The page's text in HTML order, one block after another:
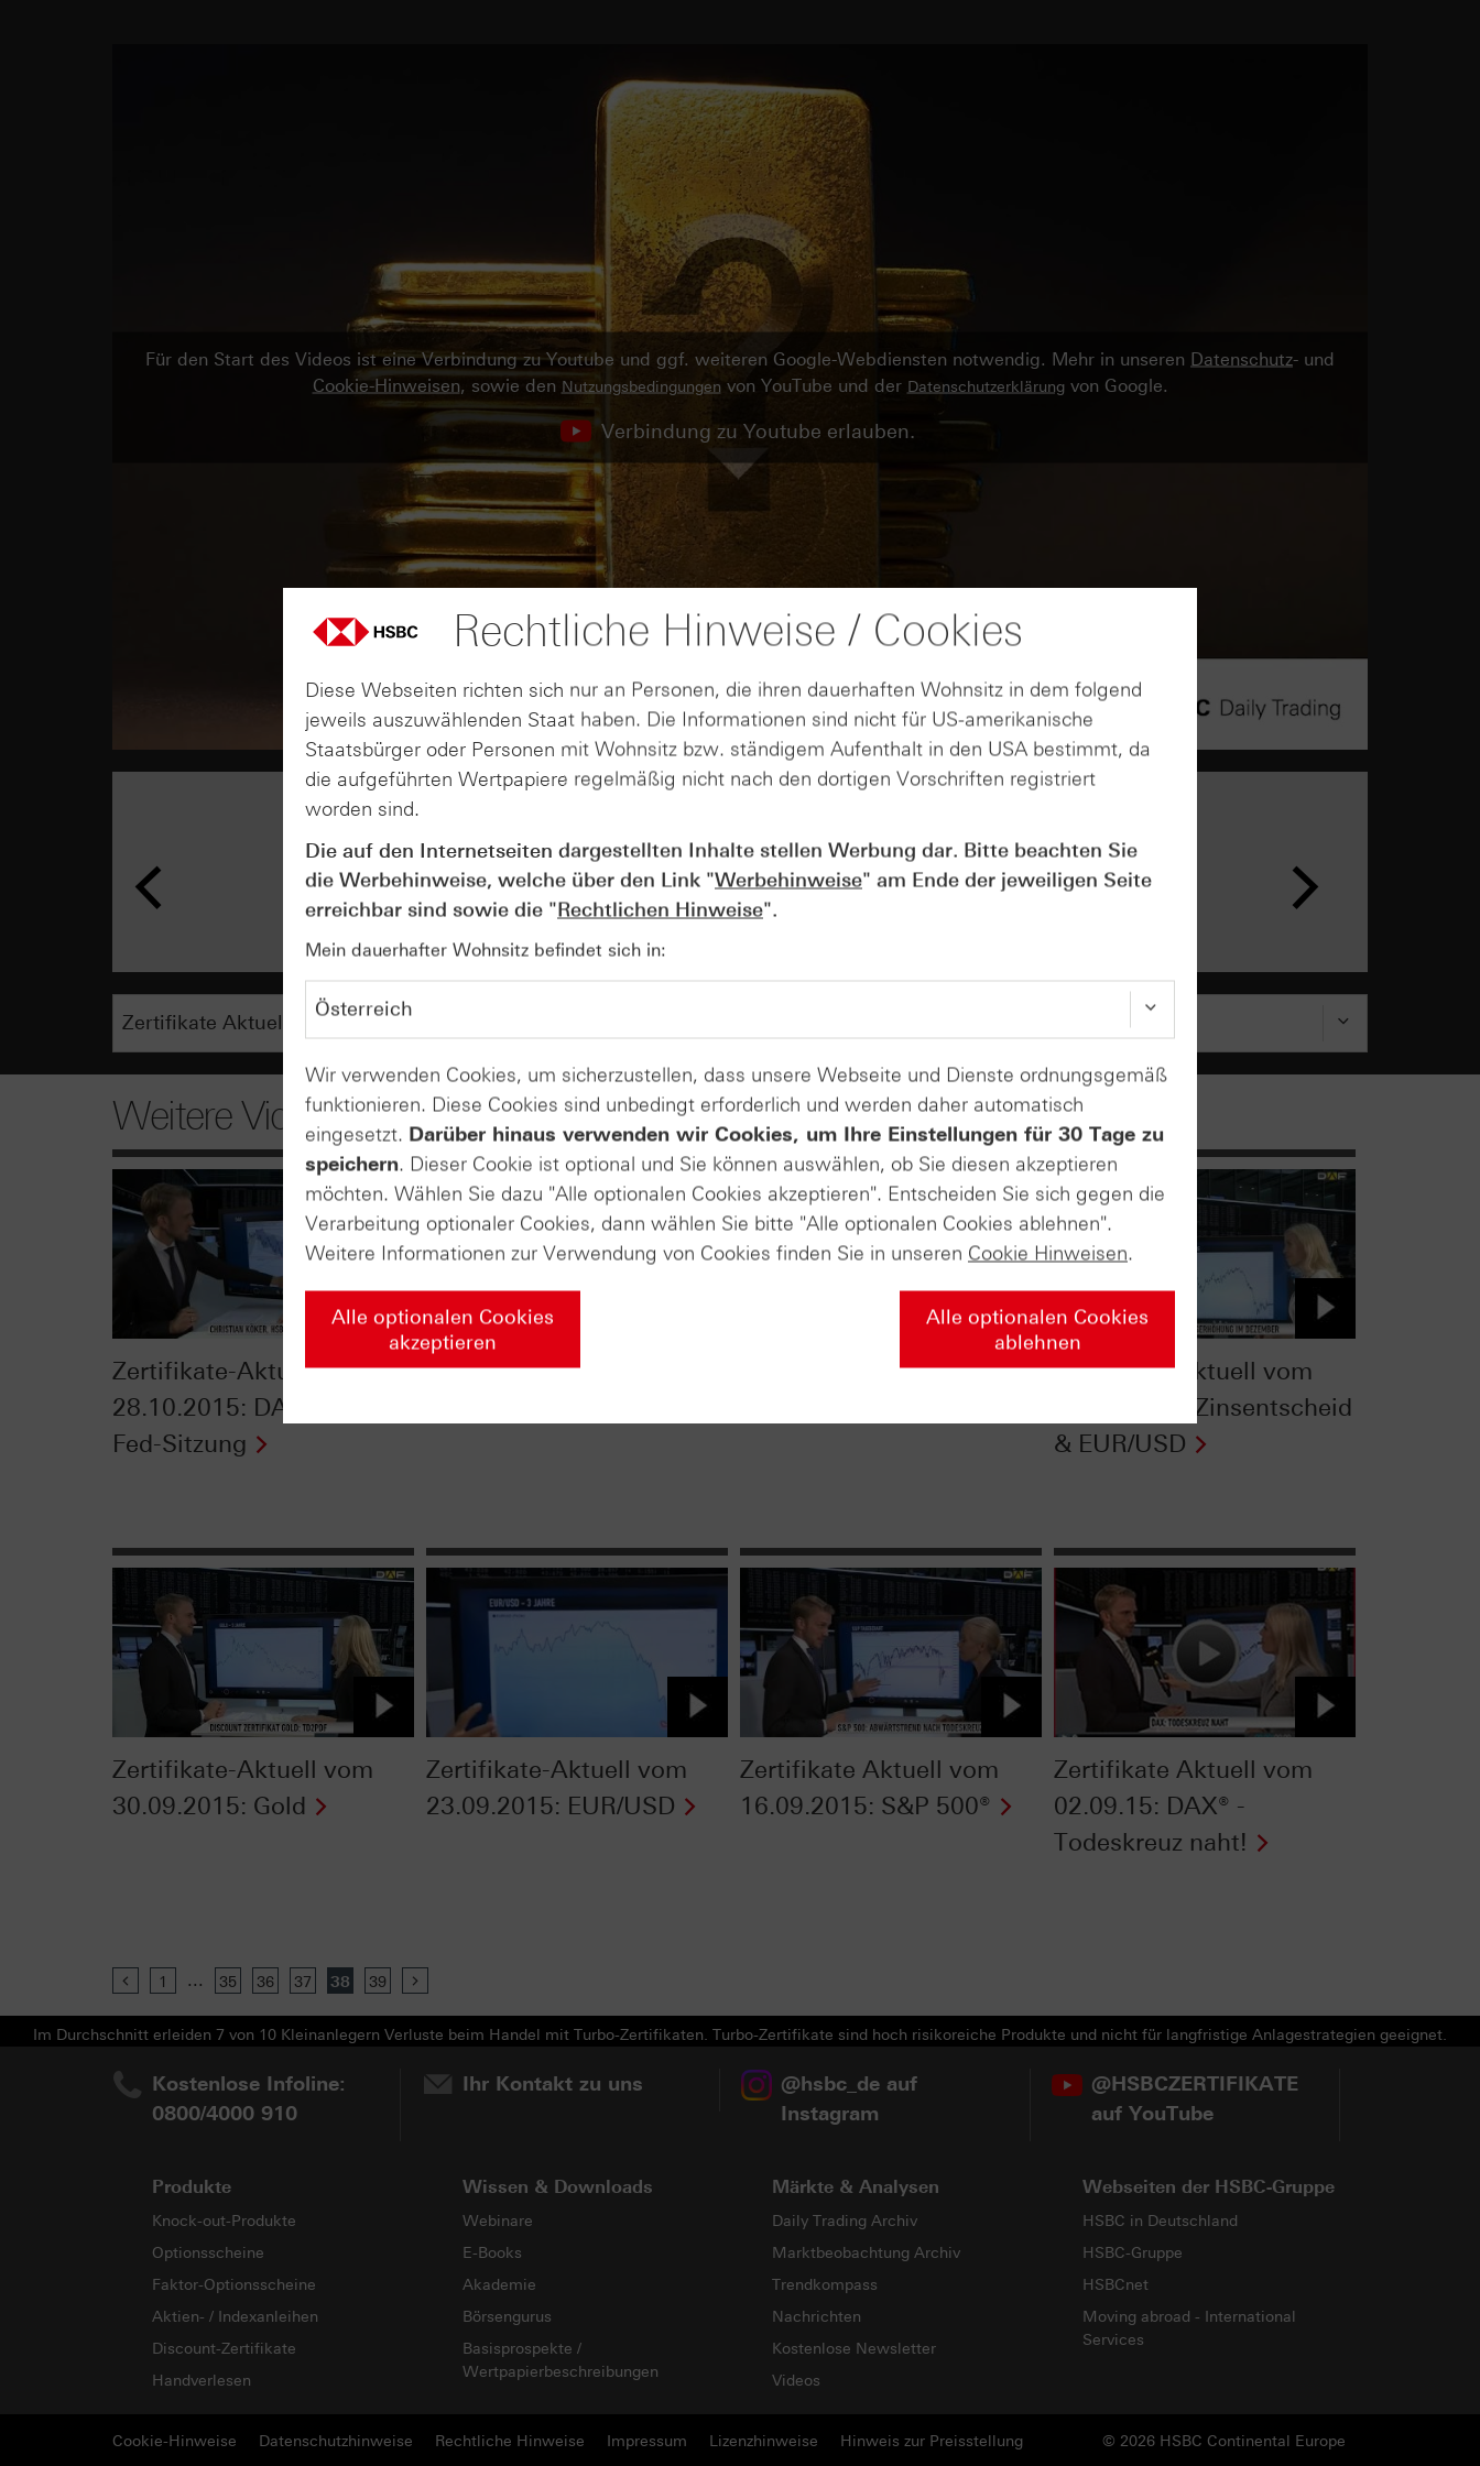
Für den Start des Videos ist eine Verbindung zu Youtube und ggf. weiteren Google-Webdiensten notwendig. Mehr in unseren Datenschutz- und
Cookie-Hinweisen, sowie den Nutzungsbedingungen von YouTube und der Datenschutzerklärungvon Google.
Verbindung zu Youtube erlauben.
AUGUST
07
Wie lange bleibt der DAX® in
Rekordlaune? - ntv Zertifikate
07.08.26
Weitere Videos
Zertifikate-Aktuell vom
28.10.2015: DAX® vor
Fed-Sitzung
Zertifikat Aktuell vom
Zertifikate Aktuell vom
Zertifikate Aktuell vom
07.10.2015: Zinsentscheid
& EUR/USD
Zertifikate-Aktuell vom
30.09.2015: Gold
Zertifikate-Aktuell vom
23.09.2015: EUR/USD
Zertifikate Aktuell vom
16.09.2015: S&P 500®
Zertifikate Aktuell vom
02.09.15: DAX® -
Todeskreuz naht!
Previous
1 ... 35 36 37 38 39
Im Durchschnitt erleiden 7 von 10 Kleinanlegern Verluste beim Handel mit Turbo-Zertifikaten. Turbo-Zertifikate sind hoch risikoreiche Produkte und nicht für langfristige Anlagestrategien geeignet.
Kostenlose Infoline:
0800/4000 910
Ihr Kontakt zu uns
@hsbc_de auf
Instagram
@HSBCZERTIFIKATE
auf YouTube
Produkte
Knock-out-Produkte
Optionsscheine
Faktor-Optionsscheine
Aktien- / Indexanleihen
Discount-Zertifikate
Handverlesen
Wissen & Downloads
Webinare
E-Books
Akademie
Börsengurus
Basisprospekte /
Wertpapierbeschreibungen
Märkte & Analysen
Daily Trading Archiv
Marktbeobachtung Archiv
Trendkompass
Nachrichten
Kostenlose Newsletter
Videos
Webseiten der HSBC-Gruppe
HSBC in Deutschland
HSBC-Gruppe
HSBCnet
Moving abroad - International
Services
Cookie-Hinweise Datenschutzhinweise Rechtliche Hinweise Impressum Lizenzhinweise © 2026 HSBC Continental Europe
Hinweis zur Preisstellung
Rechtliche Hinweise / Cookies
Diese Webseiten richten sich nur an Personen, die ihren dauerhaften Wohnsitz in dem folgend
jeweils auszuwählenden Staat haben. Die Informationen sind nicht für US-amerikanische
Staatsbürger oder Personen mit Wohnsitz bzw. ständigem Aufenthalt in den USA bestimmt, da
die aufgeführten Wertpapiere regelmäßig nicht nach den dortigen Vorschriften registriert
worden sind.
Die auf den Internetseiten dargestellten Inhalte stellen Werbung dar. Bitte beachten Sie
die Werbehinweise, welche über den Link "Werbehinweise" am Ende der jeweiligen Seite
erreichbar sind sowie die "Rechtlichen Hinweise".
Mein dauerhafter Wohnsitz befindet sich in:
Wir verwenden Cookies, um sicherzustellen, dass unsere Webseite und Dienste ordnungsgemäß
funktionieren. Diese Cookies sind unbedingt erforderlich und werden daher automatisch
eingesetzt. Darüber hinaus verwenden wir Cookies, um Ihre Einstellungen für 30 Tage zu
speichern. Dieser Cookie ist optional und Sie können auswählen, ob Sie diesen akzeptieren
möchten. Wählen Sie dazu "Alle optionalen Cookies akzeptieren". Entscheiden Sie sich gegen die
Verarbeitung optionaler Cookies, dann wählen Sie bitte "Alle optionalen Cookies ablehnen".
Weitere Informationen zur Verwendung von Cookies finden Sie in unseren Cookie Hinweisen.
Alle optionalen Cookies
akzeptieren
Alle optionalen Cookies
ablehnen